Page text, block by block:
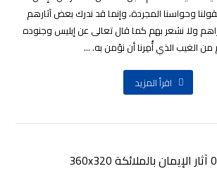
وحواسنا المجردة، وإنما قد ندرك بعض آثارهم
نراهم ولا نشعر بهم كما قال تعالى عن إبليس وجنوده
الغيب الذي أُمِرنا أن نؤمن به. ...
اقرأ المزيد